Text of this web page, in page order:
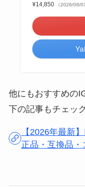
¥14,850
（2026/08/
他にもおすすめの
下の記事もチェッ
【2026年最新
正品・互換品